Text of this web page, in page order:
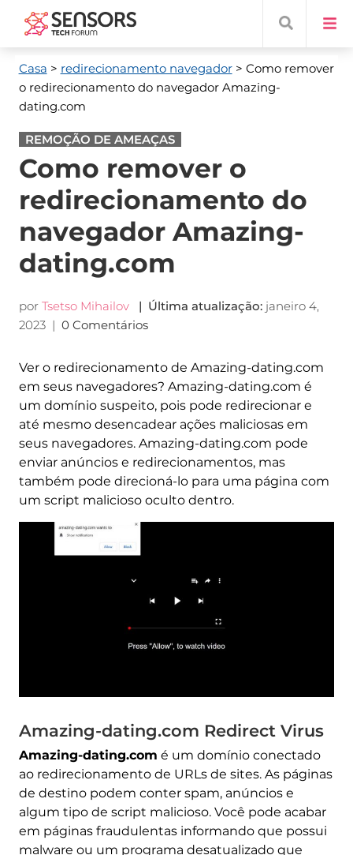
Casa > redirecionamento navegador> Como remover
o redirecionamento do navegador Amazing-
dating.com
REMOÇÃO DE AMEAÇAS
Como remover o
redirecionamento do
navegador Amazing-
dating.com
por Tsetso Mihailov | Última atualização: janeiro 4,
2023| 0 Comentários
Ver o redirecionamento de Amazing-dating.com
em seus navegadores? Amazing-dating.com é
um domínio suspeito, pois pode redirecionar e
até mesmo desencadear ações maliciosas em
seus navegadores. Amazing-dating.com pode
enviar anúncios e redirecionamentos, mas
também pode direcioná-lo para uma página com
um script malicioso oculto dentro.
Amazing-dating.com Redirect Virus
Amazing-dating.com é um domínio conectado
ao redirecionamento de URLs de sites. As páginas
de destino podem conter spam, anúncios e
algum tipo de script malicioso. Você pode acabar
em páginas fraudulentas informando que possui
malware ou um programa desatualizado que